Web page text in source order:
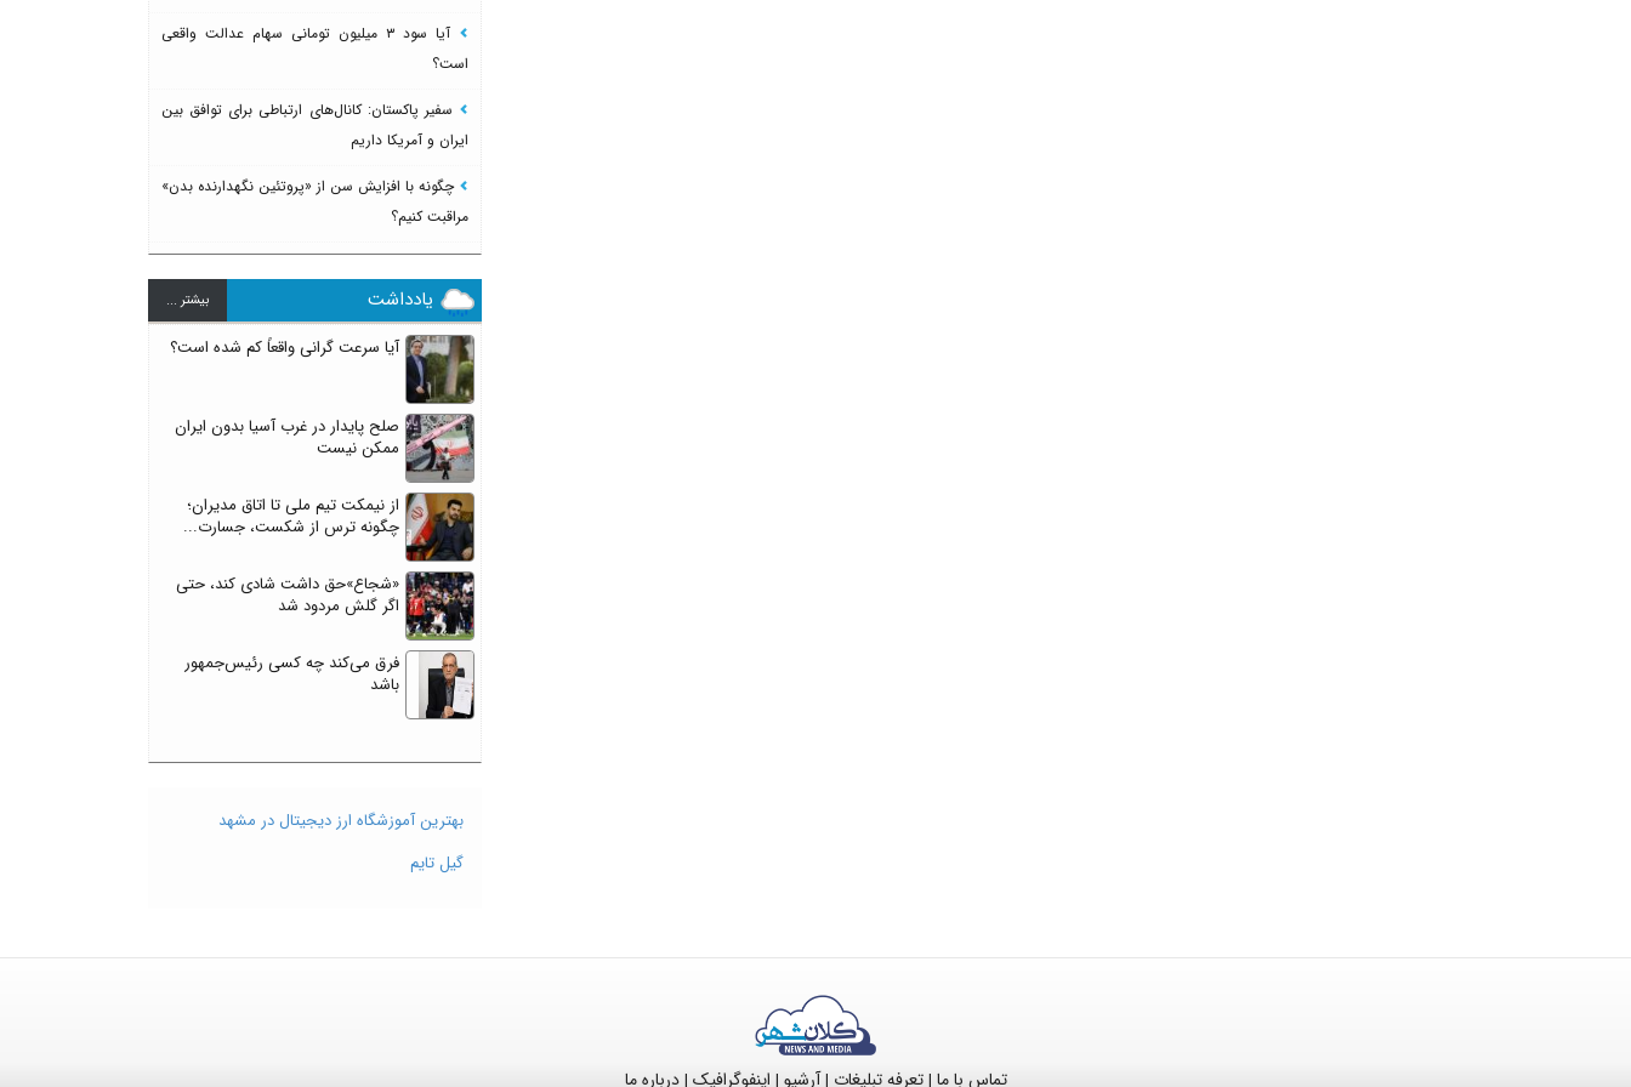
آیا سود ۳ میلیون تومانی سهام عدالت واقعی
است؟
سفیر پاکستان: کانال‌های ارتباطی برای توافق بین
ایران و آمریکا داریم
چگونه با افزایش سن از «پروتئین نگهدارنده بدن»
مراقبت کنیم؟
یادداشت بيشتر ...
آیا سرعت گرانی واقعاً کم شده است؟
صلح پایدار در غرب آسیا بدون ایران
ممکن نیست
از نیمکت تیم ملی تا اتاق مدیران؛
چگونه ترس از شکست، جسارت...
«شجاع»حق داشت شادی کند، حتی
اگر گلش مردود شد
فرق می‌کند چه کسی رئیس‌جمهور
باشد
بهترین آموزشگاه ارز دیجیتال در مشهد
گیل تایم
تماس با ما |تعرفه تبلیغات |آرشیو | اینفوگرافیک |درباره ما